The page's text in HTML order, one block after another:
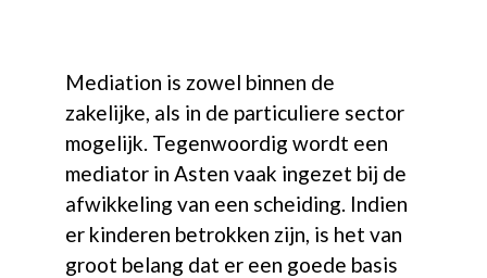
Mediation is zowel binnen de
zakelijke, als in de particuliere sector
mogelijk. Tegenwoordig wordt een
mediator in Asten vaak ingezet bij de
afwikkeling van een scheiding. Indien
er kinderen betrokken zijn, is het van
groot belang dat er een goede basis